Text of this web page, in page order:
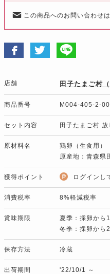
この商品へのお問い合わせは
店舗 田子たまご村
商品番号 M004-405-2-
セット内容 田子たまご村
原材料名
鶏卵（生食用）
原産地：青森県
獲得ポイント ログインし
消費税率 8%軽減税率
賞味期限
夏季：採卵から
冬季：採卵から
保存方法 冷蔵
出荷期間 '22/10/1 ～